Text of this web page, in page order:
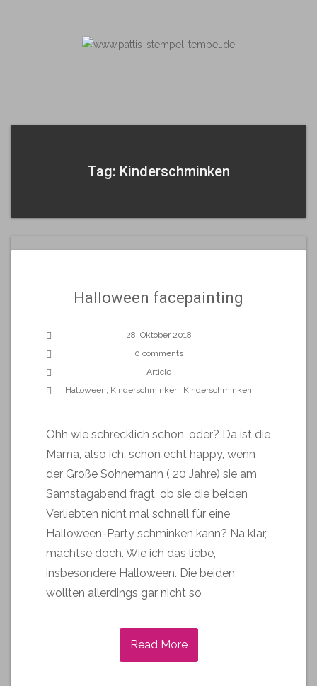
Tag: Kinderschminken
Halloween facepainting
28. Oktober 2018
0 comments
Article
Halloween, Kinderschminken, Kinderschminken
Ohh wie schrecklich schön, oder? Da ist die
Mama, also ich, schon echt happy, wenn
der Große Sohnemann ( 20 Jahre) sie am
Samstagabend fragt, ob sie die beiden
Verliebten nicht mal schnell für eine
Halloween-Party schminken kann? Na klar,
machtse doch. Wie ich das liebe,
insbesondere Halloween. Die beiden
wollten allerdings gar nicht so
Read More